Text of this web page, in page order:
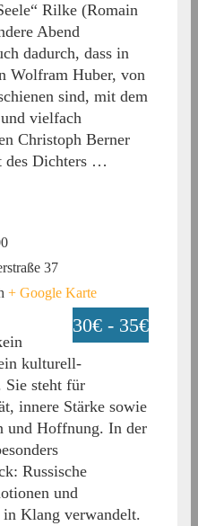
Rilke (Romain
Abend
dadurch, dass in
Wolfram Huber, von
sind, mit dem
vielfach
Christoph Berner
des Dichters …
37
+ Google Karte
30€ - 35€
kulturell-
Sie steht für
innere Stärke sowie
und Hoffnung. In der
Russische
und
Klang verwandelt.